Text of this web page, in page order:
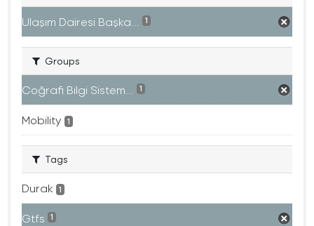
Ulaşım Dairesi Başka... 1
Groups
Coğrafi Bilgi Sistem... 1
Mobility 1
Tags
Durak 1
Gtfs 1